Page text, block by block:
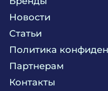
Химия
Мебель
Комплексное
Консалтинг
Технологическое
Продажа
Монтажные и
Новости
Статьи
Политика
Партнерам
Контакты